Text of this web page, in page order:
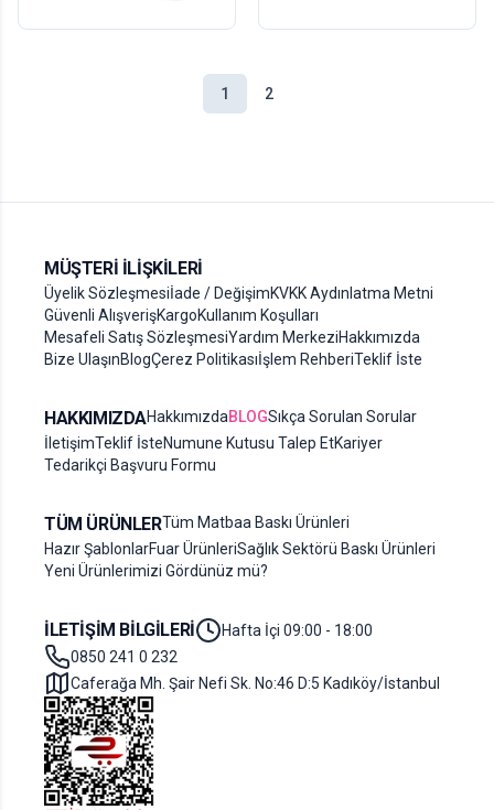
1 2
MÜŞTERI İLIŞKILERI
Üyelik Sözleşmesiİade / DeğişimKVKK Aydınlatma Metni
Güvenli AlışverişKargoKullanım Koşulları
Mesafeli Satış SözleşmesiYardım MerkeziHakkımızda
Bize UlaşınBlogÇerez Politikasıİşlem RehberiTeklif İste
HAKKIMIZDAHakkımızdaBLOGSıkça Sorulan Sorular
İletişimTeklif İsteNumune Kutusu Talep EtKariyer
Tedarikçi Başvuru Formu
TÜM ÜRÜNLERTüm Matbaa Baskı Ürünleri
Hazır ŞablonlarFuar ÜrünleriSağlık Sektörü Baskı Ürünleri
Yeni Ürünlerimizi Gördünüz mü?
İLETIŞIM BILGILERI
Hafta İçi 09:00 - 18:00
0850 241 0 232
Caferağa Mh. Şair Nefi Sk. No:46 D:5 Kadıköy/İstanbul